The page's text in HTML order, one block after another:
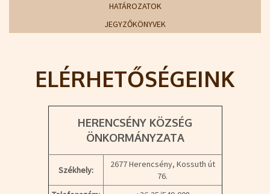
HATÁROZATOK
JEGYZŐKÖNYVEK
ELÉRHETŐSÉGEINK
HERENCSÉNY KÖZSÉG
ÖNKORMÁNYZATA
Székhely:
2677 Herencsény, Kossuth út
76.